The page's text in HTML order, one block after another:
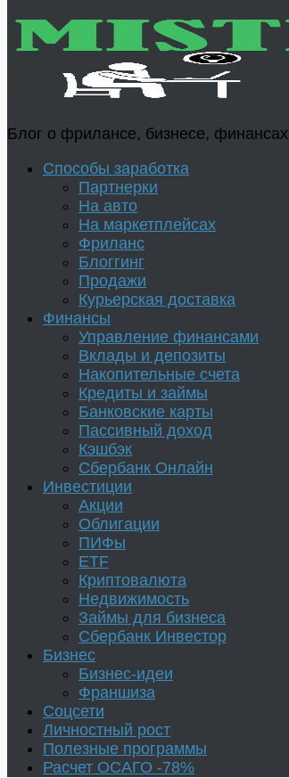
Блог о фрилансе, бизнесе, финансах
Способы заработка
Партнерки
На авто
На маркетплейсах
Фриланс
Блоггинг
Продажи
Курьерская доставка
Финансы
Управление финансами
Вклады и депозиты
Накопительные счета
Кредиты и займы
Банковские карты
Пассивный доход
Кэшбэк
Сбербанк Онлайн
Инвестиции
Акции
Облигации
ПИФы
ETF
Криптовалюта
Недвижимость
Займы для бизнеса
Сбербанк Инвестор
Бизнес
Бизнес-идеи
Франшиза
Соцсети
Личностный рост
Полезные программы
Расчет ОСАГО -78%